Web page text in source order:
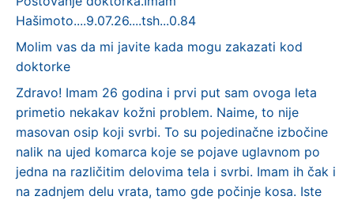
Hašimoto....9.07.26....tsh...0.84
Molim vas da mi javite kada mogu zakazati kod
doktorke
Zdravo! Imam 26 godina i prvi put sam ovoga leta
primetio nekakav kožni problem. Naime, to nije
masovan osip koji svrbi. To su pojedinačne izbočine
nalik na ujed komarca koje se pojave uglavnom po
jedna na različitim delovima tela i svrbi. Imam ih čak i
na zadnjem delu vrata, tamo gde počinje kosa. Iste